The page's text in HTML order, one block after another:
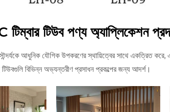
টিউব পণ্য অ্যাপ্লিকেশন
আধুনিক যৌগিক উপকরণের স্থায়িত্বের সাথে একত্রিত করে,
বিভিন্ন অভ্যন্তরীণ প্রসাধন প্রকল্পের জন্য আদর্শ।